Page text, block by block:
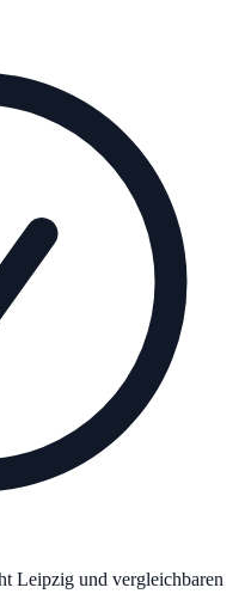
Leipzig und vergleichbaren